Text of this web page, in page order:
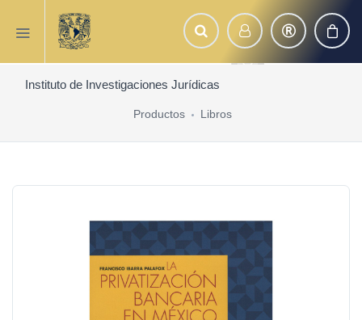
Instituto de Investigaciones Jurídicas
Productos Libros